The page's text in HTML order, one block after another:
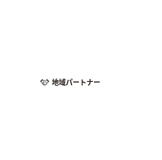
地域パートナー